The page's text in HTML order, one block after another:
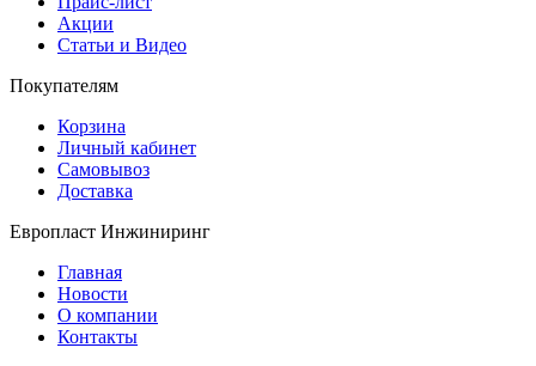
Акции
Статьи и Видео
Покупателям
Корзина
Личный кабинет
Самовывоз
Доставка
Европласт Инжиниринг
Главная
Новости
О компании
Контакты